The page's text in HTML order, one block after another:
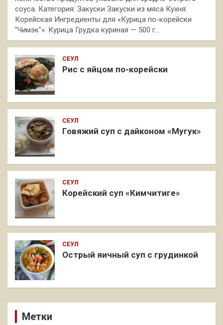
соуса. Категория: Закуски Закуски из мяса Кухня:
Корейская Ингредиенты для «Курица по-корейски
"Чимэк"»: Курица Грудка куриная — 500 г…
СЕУЛ
Рис с яйцом по-корейски
СЕУЛ
Говяжий суп с дайконом «Мугук»
СЕУЛ
Корейский суп «Кимчитиге»
СЕУЛ
Острый яичный суп с грудинкой
Метки